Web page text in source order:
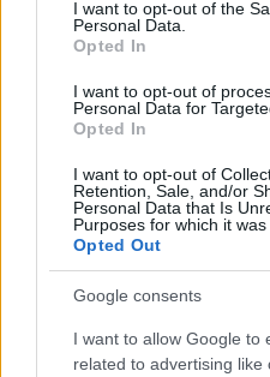
I want to opt-out of the
Personal Data.
Opted In
I want to opt-out of
Personal Data for
Opted In
I want to opt-out of
Retention, Sale, and/or
Personal Data that Is
Purposes for which it was
Opted Out
Google consents
I want to allow Google to
related to advertising like
Amire többmillióan
Helyi hírek